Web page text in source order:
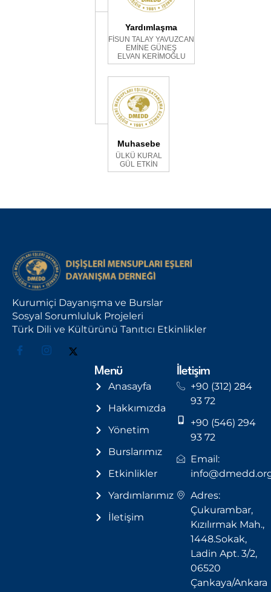
Yardımlaşma
FİSUN TALAY YAVUZCAN
EMİNE GÜNEŞ
ELVAN KERİMOĞLU
Muhasebe
ÜLKÜ KURAL
GÜL ETKİN
Kurumiçi Dayanışma ve Burslar
Sosyal Sorumluluk Projeleri
Türk Dili ve Kültürünü Tanıtıcı Etkinlikler
Menü
Anasayfa
Hakkımızda
Yönetim
Burslarımız
Etkinlikler
Yardımlarımız
İletişim
İletişim
+90 (312) 284
93 72
+90 (546) 294
93 72
Email:
Adres:
Çukurambar,
Kızılırmak Mah.,
1448.Sokak,
Ladin Apt. 3/2,
06520
Çankaya/Ankara